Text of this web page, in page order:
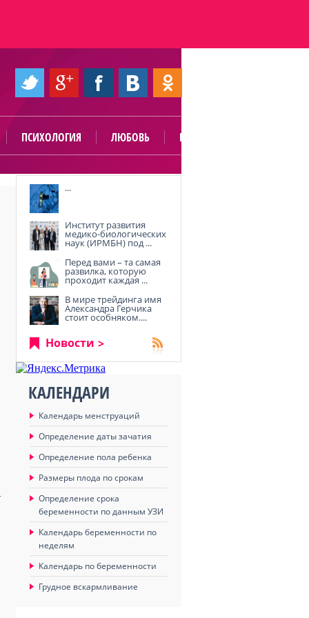
ПСИХОЛОГИЯ ЛЮБОВЬ ПОЛЕЗНО
...
Институт развития
медико-биологических
наук (ИРМБН) под ...
Перед вами – та самая
развилка, которую
проходит каждая ...
В мире трейдинга имя
Александра Герчика
стоит особняком....
Новости
КАЛЕНДАРИ
Календарь менструаций
Определение даты зачатия
Определение пола ребенка
Размеры плода по срокам
Определение срока
беременности по данным УЗИ
Календарь беременности по
неделям
Календарь по беременности
Грудное вскармливание